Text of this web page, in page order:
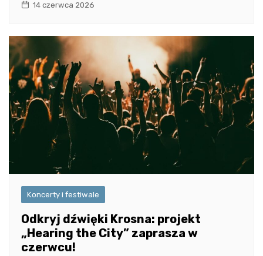
14 czerwca 2026
Koncerty i festiwale
Odkryj dźwięki Krosna: projekt
„Hearing the City” zaprasza w
czerwcu!